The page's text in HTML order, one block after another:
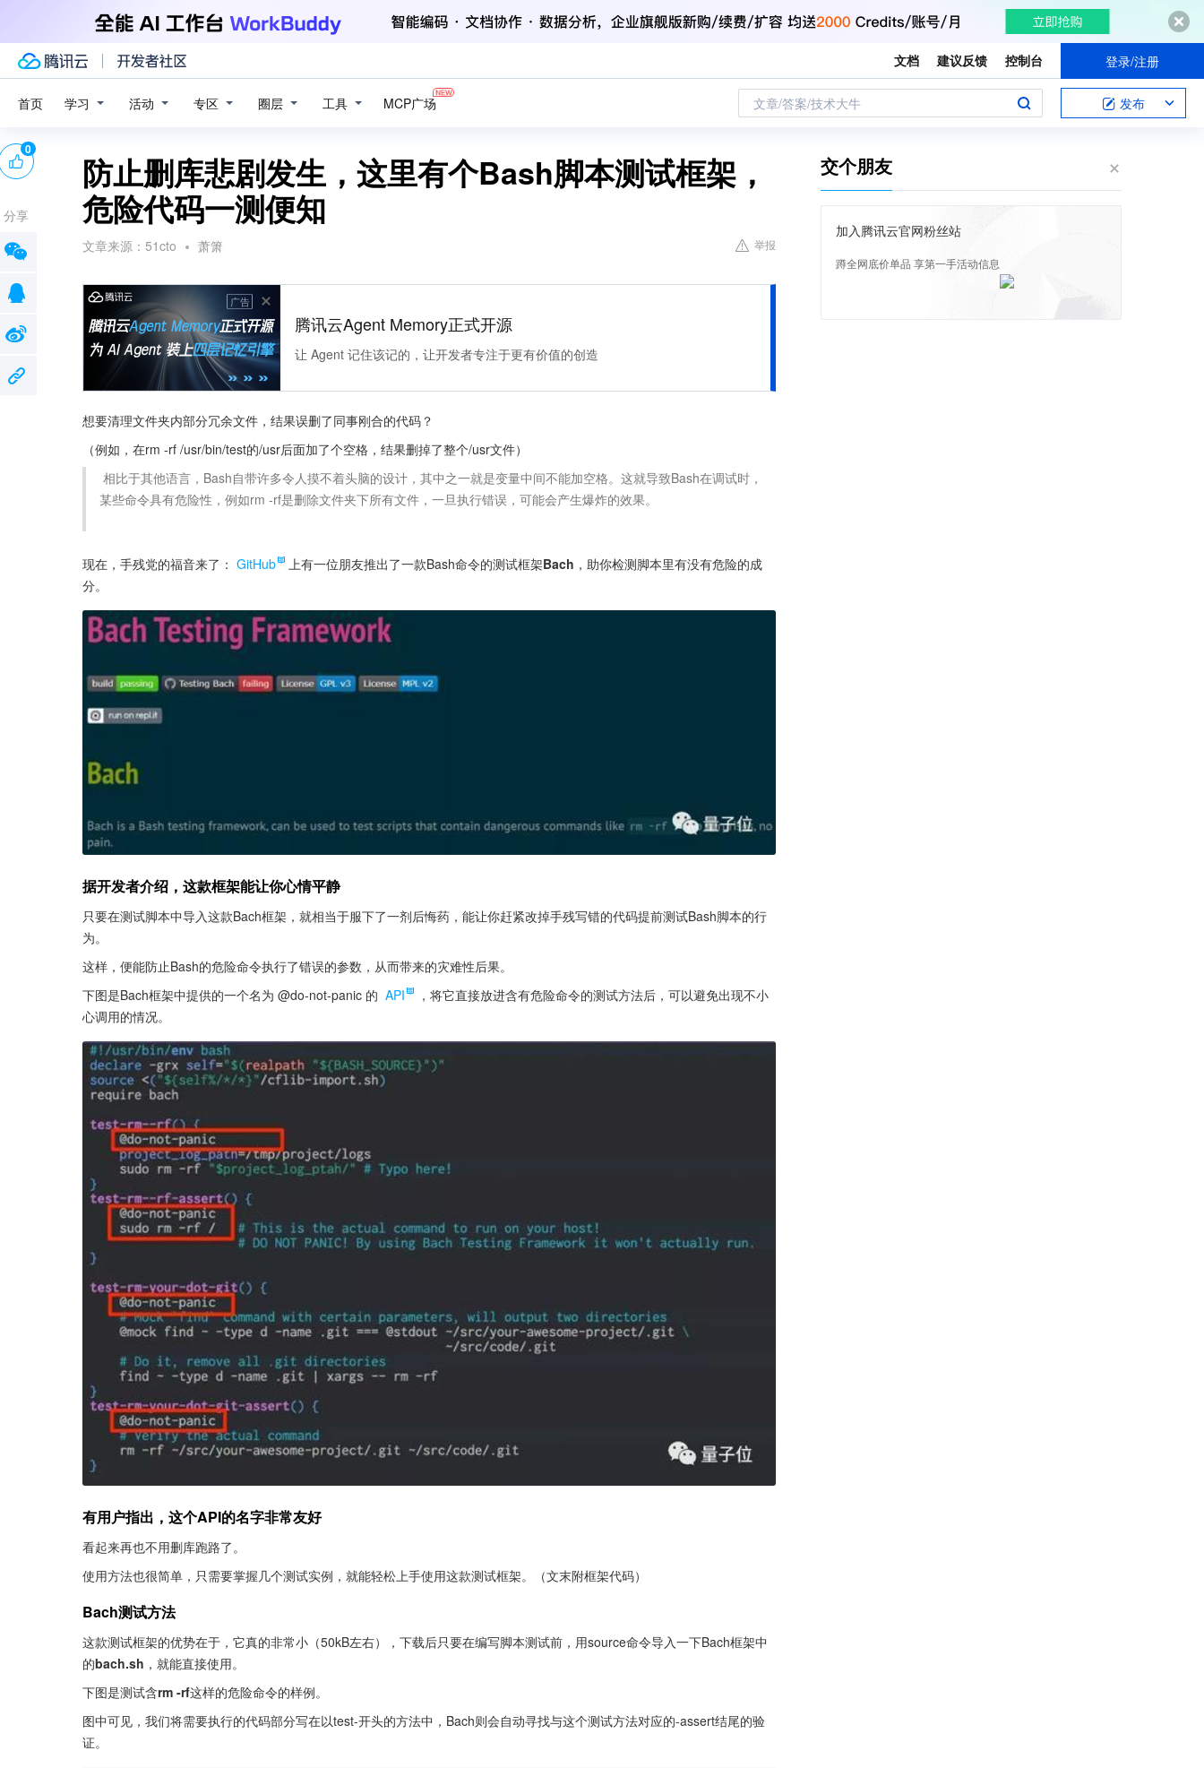
文档 建议反馈 控制台 登录/注册
首页 学习 活动 专区 圈层 工具 MCP广场 文章/答案/技术大牛 发布
防止删库悲剧发生，这里有个Bash脚本测试框架，
危险代码一测便知
文章来源： 51cto 萧箫 举报
广告
腾讯云Agent Memory正式开源
让 Agent 记住该记的，让开发者专注于更有价值的创造
想要清理文件夹内部分冗余文件，结果误删了同事刚合的代码？
（例如，在rm -rf /usr/bin/test的/usr后面加了个空格，结果删掉了整个/usr文件）
某些命令具有危险性，例如rm -rf是删除文件夹下所有文件，一旦执行错误，可能会产生爆炸的效果。
现在，手残党的福音来了： GitHub 上有一位朋友推出了一款Bash命令的测试框架Bach ，助你检测脚本里有没有危险的成
分。
据开发者介绍，这款框架能让你心情平静
只要在测试脚本中导入这款Bach框架，就相当于服下了一剂后悔药，能让你赶紧改掉手残写错的代码提前测试Bash脚本的行
为。
这样，便能防止Bash的危险命令执行了错误的参数，从而带来的灾难性后果。
下图是Bach框架中提供的一个名为 @do-not-panic 的 API
，将它直接放进含有危险命令的测试方法后，可以避免出现不小
心调用的情况。
有用户指出，这个API的名字非常友好
看起来再也不用删库跑路了。
使用方法也很简单，只需要掌握几个测试实例，就能轻松上手使用这款测试框架。（文末附框架代码）
Bach测试方法
这款测试框架的优势在于，它真的非常小（50kB左右），下载后只要在编写脚本测试前，用source命令导入一下Bach框架中
的bach.sh ，就能直接使用。
下图是测试含rm -rf这样的危险命令的样例。
图中可见，我们将需要执行的代码部分写在以test-开头的方法中，Bach则会自动寻找与这个测试方法对应的-assert结尾的验
证。
0
分享
交个朋友
加入腾讯云官网粉丝站
蹲全网底价单品 享第一手活动信息